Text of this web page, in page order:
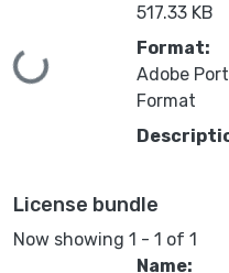
Loading...
517.33 KB
Format:
Adobe
Format
License bundle
Now showing 1 - 1 of 1
Name: